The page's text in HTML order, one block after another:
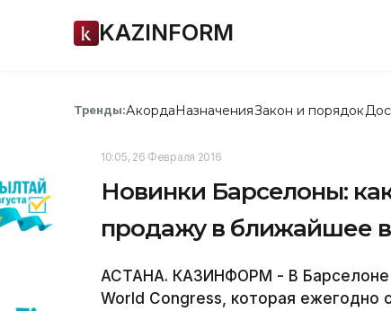
KAZINFORM
Тренды:АкордаНазначенияЗакон и порядок
10:05, 26 Февраля 2016
Новинки Барселоны:
продажу в ближайшее
АСТАНА. КАЗИНФОРМ - В Барселоне
World Congress, которая ежегодно